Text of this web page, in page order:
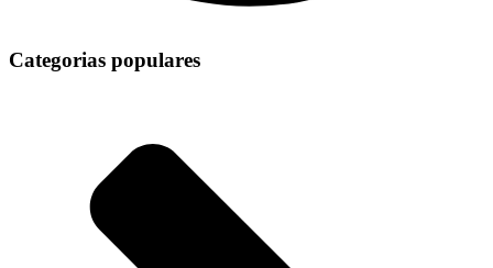
Categorias populares